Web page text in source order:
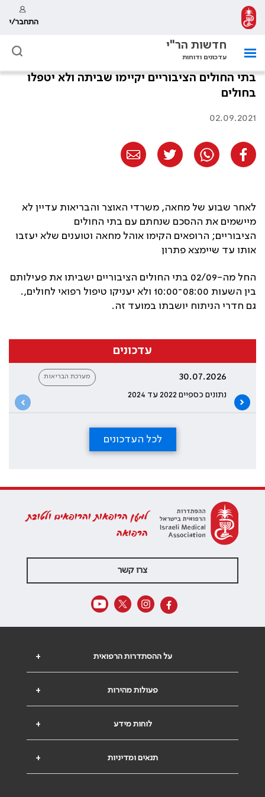
התחבר/י
חדשות הר"י
עדכונים ודוחות
בתי החולים הציבוריים יקיימו שביתה ולא יטפלו
בחולים
לאחר שבוע של מחאה, משרדי האוצר והבריאות עדיין לא
מיישמים את ההסכם שנחתם עם בתי החולים
הציבוריים; הרופאים הקימו אוהל מחאה וטוענים שלא יעזבו
אותו עד שיימצא פתרון
02.09.2021
החל מה-02/09 בתי החולים הציבוריים ישביתו את פעילותם
בין השעות 08:00־10:00 ולא יעניקו טיפול רפואי לחולים,.
גם חדרי הניתוח יושבתו במועד זה.
עדכונים
30.07.2026
נתונים כספיים 2022 עד 2024
מערכת הבריאות
לכל העדכונים
למען הרופאות והרופאים ולטובת
הרפואה
צרו קשר
+ על ההסתדרות הרפואית
+ פעולות מהירות
+ לוחות מידע
+ תנאים ומדיניות